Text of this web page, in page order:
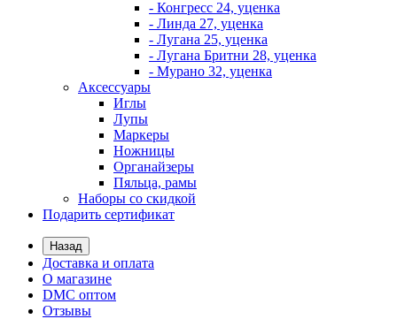
- Конгресс 24, уценка
- Линда 27, уценка
- Лугана 25, уценка
- Лугана Бритни 28, уценка
- Мурано 32, уценка
Аксессуары
Иглы
Лупы
Маркеры
Ножницы
Органайзеры
Пяльца, рамы
Наборы со скидкой
Подарить сертификат
Назад
Доставка и оплата
О магазине
DMC оптом
Отзывы